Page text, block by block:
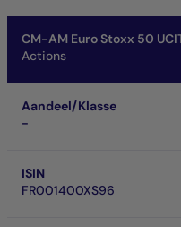
CM-AM Euro Stoxx 50
Actions
Aandeel/Klasse
-
ISIN
FR001400XS96